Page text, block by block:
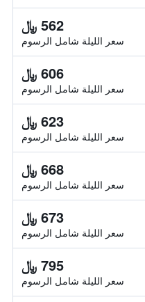
562 ﷼
سعر الليلة شامل الرسوم
606 ﷼
سعر الليلة شامل الرسوم
623 ﷼
سعر الليلة شامل الرسوم
668 ﷼
سعر الليلة شامل الرسوم
673 ﷼
سعر الليلة شامل الرسوم
795 ﷼
سعر الليلة شامل الرسوم